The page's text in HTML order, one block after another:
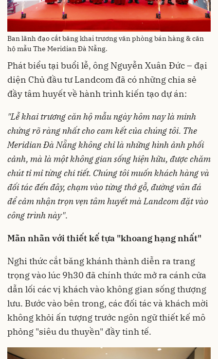
Ban lãnh đạo cắt băng khai trương văn phòng bán hàng & căn
hộ mẫu The Meridian Đà Nẵng.
Phát biểu tại buổi lễ, ông Nguyễn Xuân Đức – đại
diện Chủ đầu tư Landcom đã có những chia sẻ
đầy tâm huyết về hành trình kiến tạo dự án:
"Lễ khai trương căn hộ mẫu ngày hôm nay là minh
chứng rõ ràng nhất cho cam kết của chúng tôi. The
Meridian Đà Nẵng không chỉ là những hình ảnh phối
cảnh, mà là một không gian sống hiện hữu, được chăm
chút tỉ mỉ từng chi tiết. Chúng tôi muốn khách hàng và
đối tác đến đây, chạm vào từng thớ gỗ, đường vân đá
để cảm nhận trọn vẹn tâm huyết mà Landcom đặt vào
công trình này".
Mãn nhãn với thiết kế tựa "khoang hạng nhất"
Nghi thức cắt băng khánh thành diễn ra trang
trọng vào lúc 9h30 đã chính thức mở ra cánh cửa
dẫn lối các vị khách vào không gian sống thượng
lưu. Bước vào bên trong, các đối tác và khách mời
không khỏi ấn tượng trước ngôn ngữ thiết kế mô
phỏng "siêu du thuyền" đầy tinh tế.